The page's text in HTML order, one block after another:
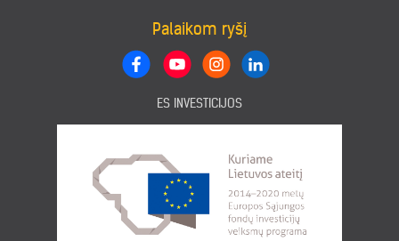
Palaikom ryšį
ES INVESTICIJOS